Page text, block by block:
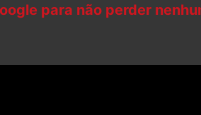
para não perder